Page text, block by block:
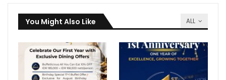
ALL
You Might Also Like